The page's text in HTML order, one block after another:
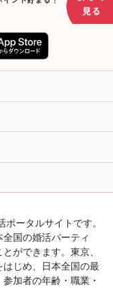
ータルサイトです。
国の婚活パーティ
ができます。東京、
じめ、日本全国の最
加者の年齢・職業・